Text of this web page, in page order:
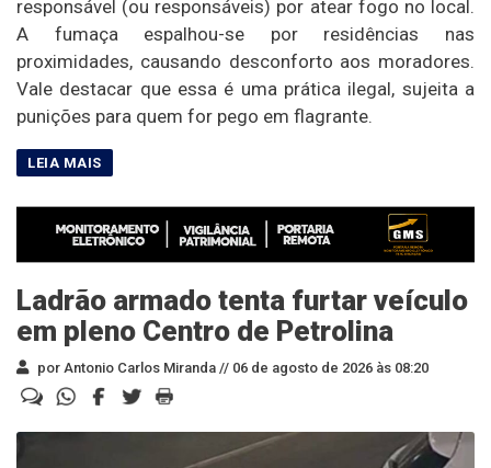
responsável (ou responsáveis) por atear fogo no local.
A fumaça espalhou-se por residências nas
proximidades, causando desconforto aos moradores.
Vale destacar que essa é uma prática ilegal, sujeita a
punições para quem for pego em flagrante.
Ladrão armado tenta furtar veículo
em pleno Centro de Petrolina
por Antonio Carlos Miranda // 06 de agosto de 2026 às 08:20